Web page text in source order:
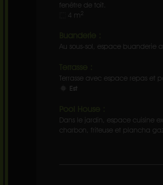
fenêtre de toit.
4 m2
Au sous-sol, espace buanderie
Terrasse avec espace repas et
Est
Dans le jardin, espace cuisine
charbon, friteuse et plancha